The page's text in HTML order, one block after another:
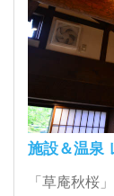
施設＆温泉
「草庵秋桜